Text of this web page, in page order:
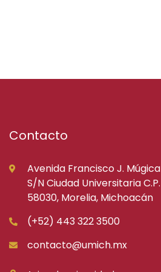
Contacto
Avenida Francisco J. Múgica
S/N Ciudad Universitaria C.P.
58030, Morelia, Michoacán
(+52) 443 322 3500
contacto@umich.mx